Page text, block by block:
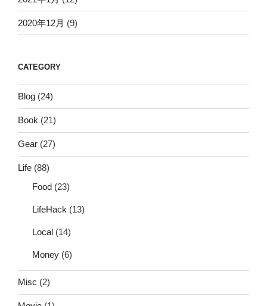
2020年12月 (9)
CATEGORY
Blog (24)
Book (21)
Gear (27)
Life (88)
Food (23)
LifeHack (13)
Local (14)
Money (6)
Misc (2)